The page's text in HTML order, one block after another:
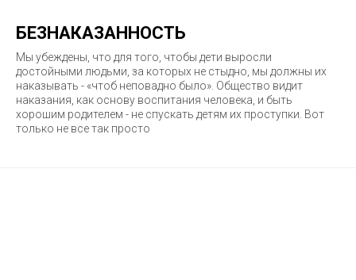
БЕЗНАКАЗАННОСТЬ
Мы убеждены, что для того, чтобы дети выросли
достойными людьми, за которых не стыдно, мы должны их
наказывать - «чтоб неповадно было». Общество видит
наказания, как основу воспитания человека, и быть
хорошим родителем - не спускать детям их проступки. Вот
только не все так просто